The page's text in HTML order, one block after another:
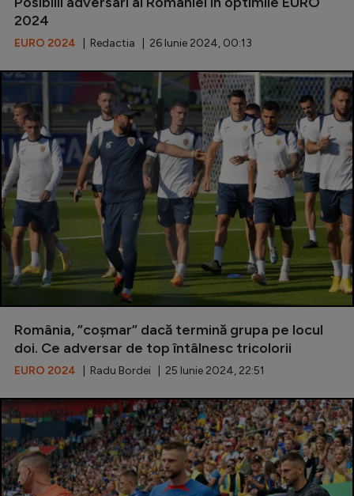
Bundesliga
Ligue 1
Campionate
Starurile fotbalului
EURO 2024
Stranieri
Clasamente
Tenis
Handbal
Natație
Formula 1
Gimnastică
Auto
Rugby
2024
EURO 2024 | Redactia | 26 Iunie 2024, 00:13
România, ”coșmar” dacă termină grupa pe locul
doi. Ce adversar de top întâlnesc tricolorii
EURO 2024 | Radu Bordei | 25 Iunie 2024, 22:51